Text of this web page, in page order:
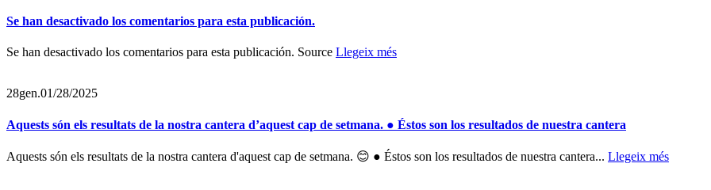
Se han desactivado los comentarios para esta publicación.
Se han desactivado los comentarios para esta publicación. Source Llegeix més
28gen.01/28/2025
Aquests són els resultats de la nostra cantera d’aquest cap de setmana. ● Éstos son los resultados de nuestra cantera
Aquests són els resultats de la nostra cantera d'aquest cap de setmana. 😊 ● Éstos son los resultados de nuestra cantera... Llegeix més